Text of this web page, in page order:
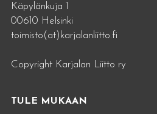
Käpylänkuja 1
00610 Helsinki
toimisto(at)karjalanliitto.fi
Copyright Karjalan Liitto ry
TULE MUKAAN